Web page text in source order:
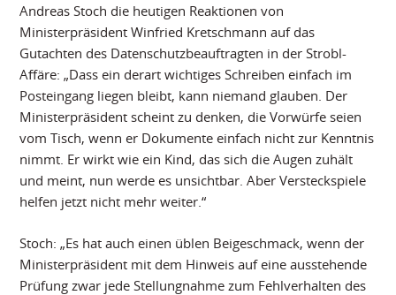
Andreas Stoch die heutigen Reaktionen von
Ministerpräsident Winfried Kretschmann auf das
Gutachten des Datenschutzbeauftragten in der Strobl-
Affäre: „Dass ein derart wichtiges Schreiben einfach im
Posteingang liegen bleibt, kann niemand glauben. Der
Ministerpräsident scheint zu denken, die Vorwürfe seien
vom Tisch, wenn er Dokumente einfach nicht zur Kenntnis
nimmt. Er wirkt wie ein Kind, das sich die Augen zuhält
und meint, nun werde es unsichtbar. Aber Versteckspiele
helfen jetzt nicht mehr weiter.“
Stoch: „Es hat auch einen üblen Beigeschmack, wenn der
Ministerpräsident mit dem Hinweis auf eine ausstehende
Prüfung zwar jede Stellungnahme zum Fehlverhalten des